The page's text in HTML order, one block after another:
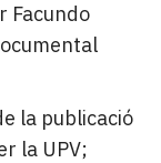
Facundo
la publicació
la UPV;